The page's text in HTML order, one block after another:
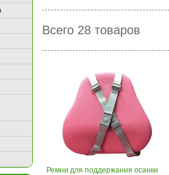
Всего 28 товаров
Ремни для поддержания осанки